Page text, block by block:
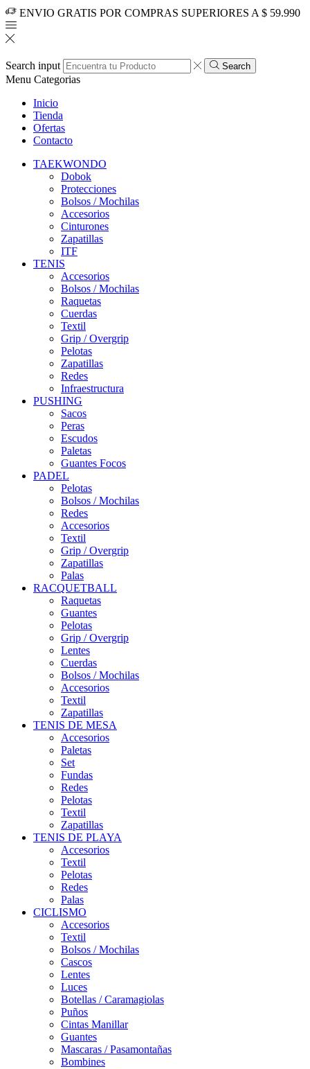
ENVIO GRATIS POR COMPRAS SUPERIORES A $ 59.990
Search input Search
Menu Categorias
Inicio
Tienda
Ofertas
Contacto
TAEKWONDO
Dobok
Protecciones
Bolsos / Mochilas
Accesorios
Cinturones
Zapatillas
ITF
TENIS
Accesorios
Bolsos / Mochilas
Raquetas
Cuerdas
Textil
Grip / Overgrip
Pelotas
Zapatillas
Redes
Infraestructura
PUSHING
Sacos
Peras
Escudos
Paletas
Guantes Focos
PADEL
Pelotas
Bolsos / Mochilas
Redes
Accesorios
Textil
Grip / Overgrip
Zapatillas
Palas
RACQUETBALL
Raquetas
Guantes
Pelotas
Grip / Overgrip
Lentes
Cuerdas
Bolsos / Mochilas
Accesorios
Textil
Zapatillas
TENIS DE MESA
Accesorios
Paletas
Set
Fundas
Redes
Pelotas
Textil
Zapatillas
TENIS DE PLAYA
Accesorios
Textil
Pelotas
Redes
Palas
CICLISMO
Accesorios
Textil
Bolsos / Mochilas
Cascos
Lentes
Luces
Botellas / Caramagiolas
Puños
Cintas Manillar
Guantes
Mascaras / Pasamontañas
Bombines